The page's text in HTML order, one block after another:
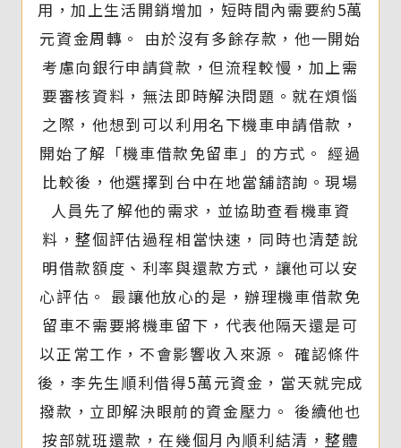
用，加上生活開銷增加，短時間內需要約5萬
元資金周轉。 由於沒有多餘存款，他一開始
考慮向銀行申請貸款，但流程較慢，加上需
要審核資料，無法即時解決問題。就在煩惱
之際，他想到可以利用名下機車申請借款，
開始了解「機車借款免留車」的方式。 經過
比較後，他選擇到台中在地當舖諮詢。現場
人員先了解他的需求，並協助查看機車資
料，整個評估過程相當快速，同時也清楚說
明借款額度、利率與還款方式，讓他可以安
心評估。 最讓他放心的是，辦理機車借款免
留車不需要將機車留下，代表他隔天還是可
以正常工作，不會影響收入來源。 確認條件
後，李先生順利借得5萬元資金，當天就完成
撥款，立即解決眼前的資金壓力。 後續他也
按部就班還款，在幾個月內順利結清，整體